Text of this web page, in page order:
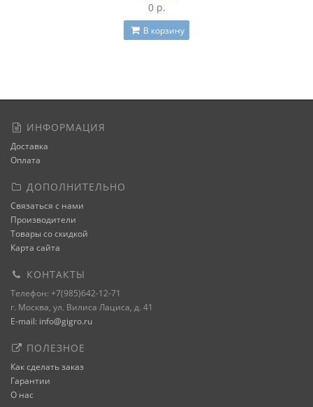
0 р.
В корзину
ИНФОРМАЦИЯ
Доставка
Оплата
ДОПОЛНИТЕЛЬНО
Связаться с нами
Производители
Товары со скидкой
Карта сайта
КОНТАКТЫ
Телефон: +7(985)642-12-71
г. Москва, ул. Вилиса Лациса, д. 41
E-mail: info@gigro.ru
ПОЛЕЗНОЕ
Как сделать заказ
Гарантии
О нас